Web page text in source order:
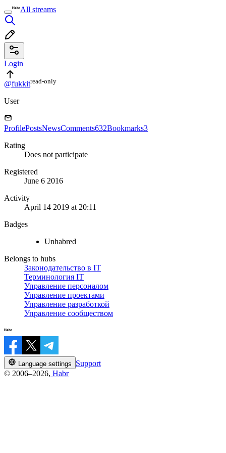
All streams
Login
@fukkitread⁠-⁠only
User
ProfilePostsNewsComments632Bookmarks3
Rating
Does not participate
Registered
June 6 2016
Activity
April 14 2019 at 20:11
Badges
Unhabred
Belongs to hubs
Законодательство в IT
Терминология IT
Управление персоналом
Управление проектами
Управление разработкой
Управление сообществом
Language settings
Support
© 2006–2026, Habr